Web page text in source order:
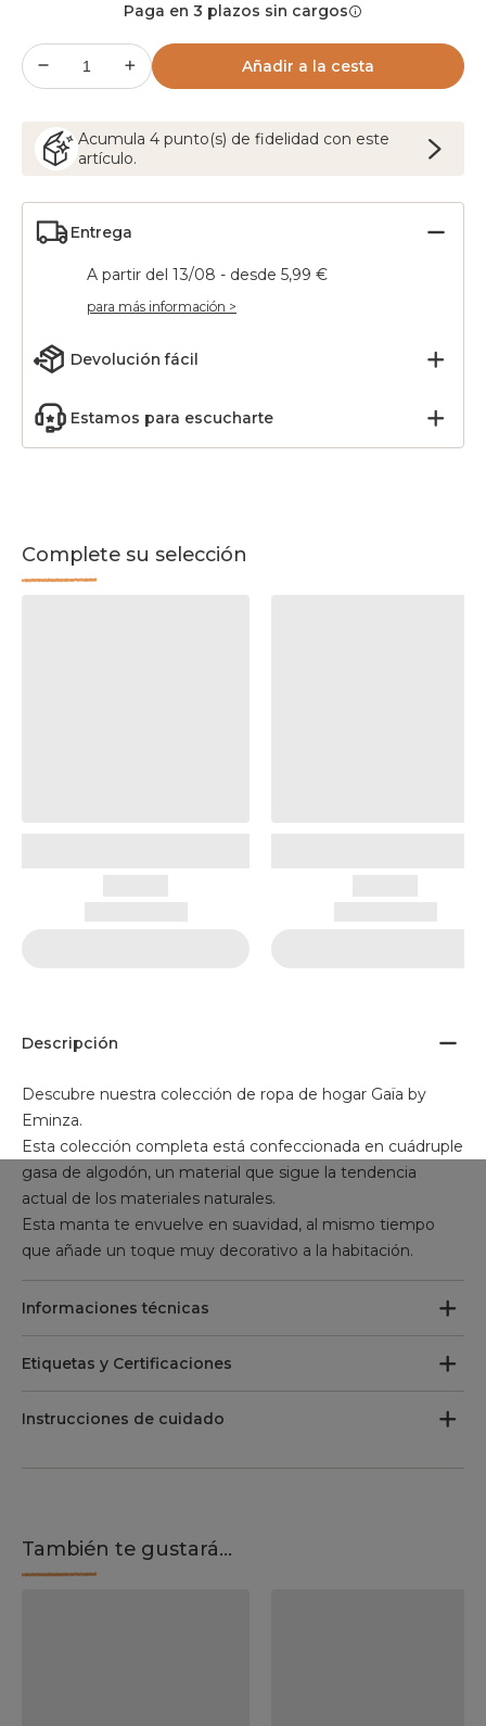
Paga en 3 plazos sin cargos
Añadir a la cesta
Acumula 4 punto(s) de fidelidad con este
artículo.
Entrega
A partir del 13/08 - desde 5,99 €
para más información >
Devolución fácil
Estamos para escucharte
Complete su selección
Descripción
Descubre nuestra colección de ropa de hogar Gaïa by
Eminza.
Esta colección completa está confeccionada en cuádruple
gasa de algodón, un material que sigue la tendencia
actual de los materiales naturales.
Esta manta te envuelve en suavidad, al mismo tiempo
que añade un toque muy decorativo a la habitación.
Informaciones técnicas
Etiquetas y Certificaciones
Instrucciones de cuidado
También te gustará...